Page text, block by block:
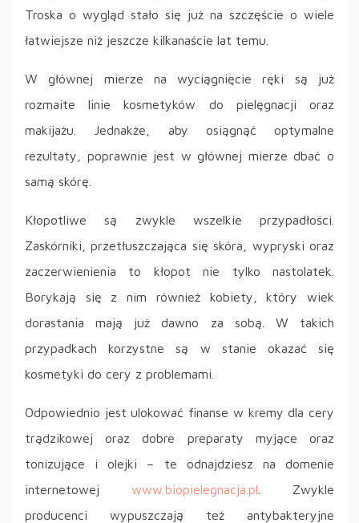
Troska o wygląd stało się już na szczęście o wiele
łatwiejsze niż jeszcze kilkanaście lat temu.
W głównej mierze na wyciągnięcie ręki są już
rozmaite linie kosmetyków do pielęgnacji oraz
makijażu. Jednakże, aby osiągnąć optymalne
rezultaty, poprawnie jest w głównej mierze dbać o
samą skórę.
Kłopotliwe są zwykle wszelkie przypadłości.
Zaskórniki, przetłuszczająca się skóra, wypryski oraz
zaczerwienienia to kłopot nie tylko nastolatek.
Borykają się z nim również kobiety, który wiek
dorastania mają już dawno za sobą. W takich
przypadkach korzystne są w stanie okazać się
kosmetyki do cery z problemami.
Odpowiednio jest ulokować finanse w kremy dla cery
trądzikowej oraz dobre preparaty myjące oraz
tonizujące i olejki – te odnajdziesz na domenie
internetowej www.biopielegnacja.pl . Zwykle
producenci wypuszczają też antybakteryjne